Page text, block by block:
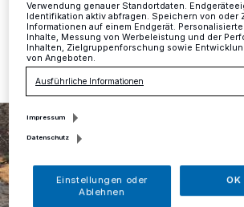
10.01.2020 , 11:57 Uhr Eine Minute
Verwendung genauer Standortdaten.
Identifikation aktiv abfragen. Speichern von oder
Informationen auf einem Endgerät.
Inhalte, Messung von Werbeleistung und der
Inhalten, Zielgruppenforschung sowie
von Angeboten.
Ausführliche Informationen
Impressum
Datenschutz
Einstellungen oder
Ablehnen
OK